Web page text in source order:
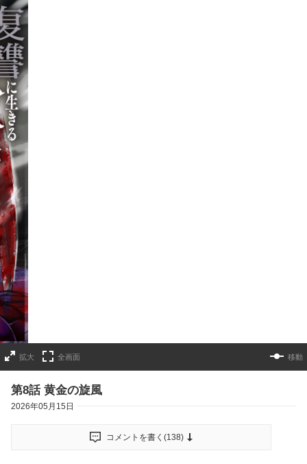
拡大 全画面 移動
第8話 黄金の旋風
2026年05月15日
コメントを書く(138)